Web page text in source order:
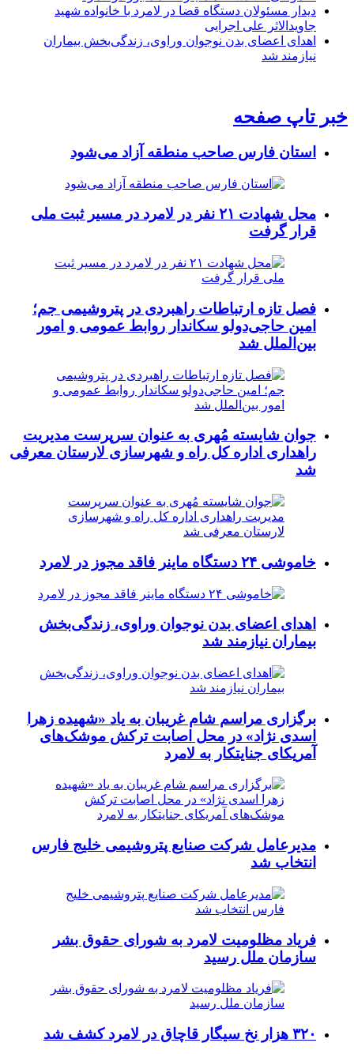
دیدار مسئولان دستگاه قضا در لامرد با خانواده شهید
جاویدالاثر علی اجرایی
اهدای اعضای بدن نوجوان وراوی، زندگی‌بخش بیماران
نیازمند شد
خبر تاپ صفحه
استان فارس صاحب منطقه آزاد می‌شود
محل شهادت ۲۱ نفر در لامرد در مسیر ثبت ملی
قرار گرفت
فصل تازه ارتباطات راهبردی در پتروشیمی جم؛
امین حاجی‌دولو سکاندار روابط عمومی و امور
بین‌الملل شد
جوان شایسته مُهری به عنوان سرپرست مدیریت
راهداری اداره کل راه و شهرسازی لارستان معرفی
شد
خاموشی ۲۴ دستگاه ماینر فاقد مجوز در لامرد
اهدای اعضای بدن نوجوان وراوی، زندگی‌بخش
بیماران نیازمند شد
برگزاری مراسم شام غریبان به یاد «شهیده زهرا
اسدی نژاد» در محل اصابت ترکش موشک‌های
آمریکای جنایتکار به لامرد
مدیرعامل شرکت صنایع پتروشیمی خلیج فارس
انتخاب شد
فریاد مظلومیت لامرد به شورای حقوق بشر
سازمان ملل رسید
۳۲۰ هزار نخ سیگار قاچاق در لامرد کشف شد